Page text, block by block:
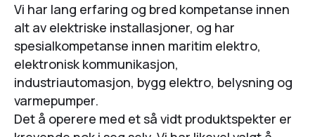
Vi har lang erfaring og bred kompetanse innen
alt av elektriske installasjoner, og har
spesialkompetanse innen maritim elektro,
elektronisk kommunikasjon,
industriautomasjon, bygg elektro, belysning og
varmepumper.
Det å operere med et så vidt produktspekter er